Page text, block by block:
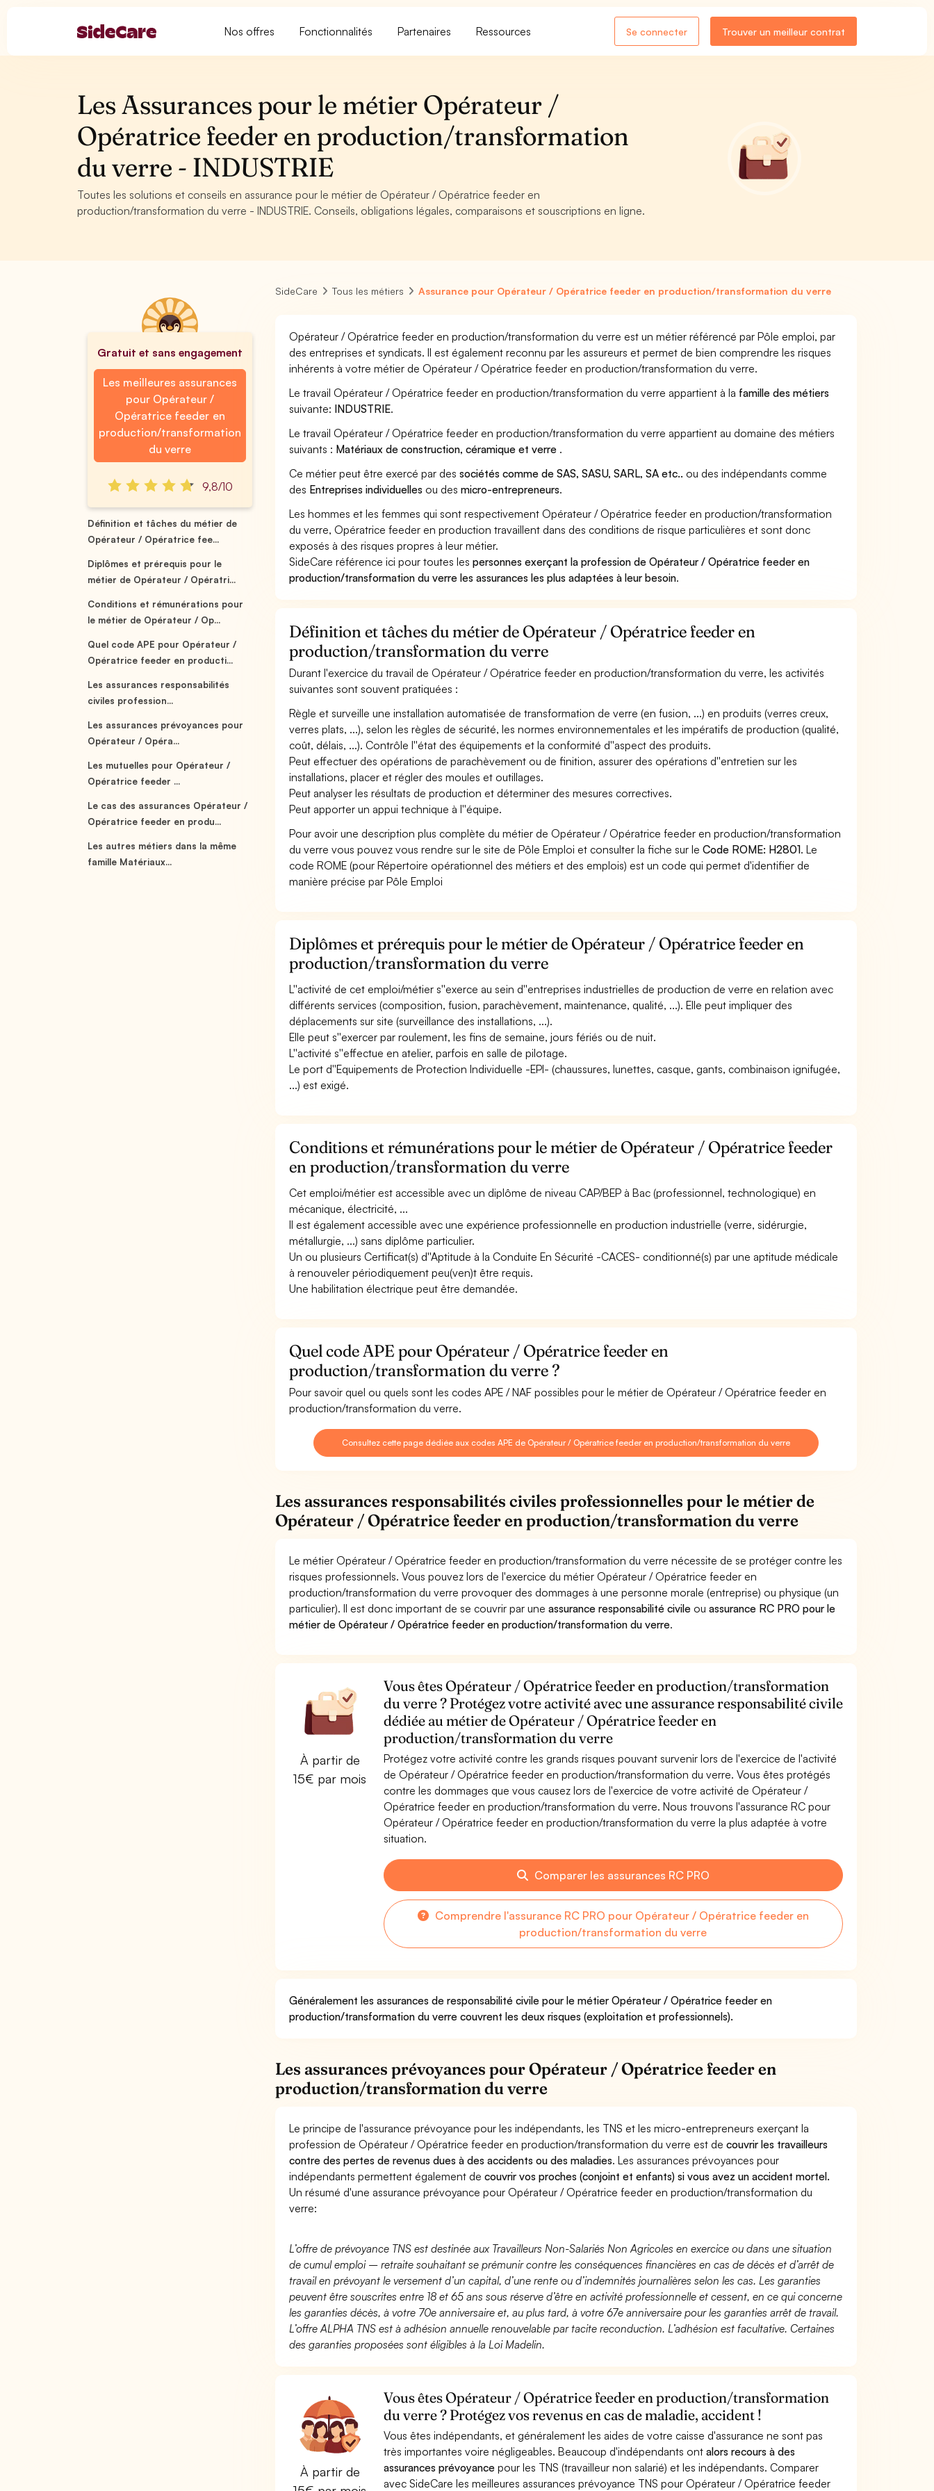
Nos offres Fonctionnalités Partenaires Ressources Se connecter Trouver un meilleur contrat
Les Assurances pour le métier Opérateur /
Opératrice feeder en production/transformation
du verre - INDUSTRIE
Toutes les solutions et conseils en assurance pour le métier de Opérateur / Opératrice feeder en
production/transformation du verre - INDUSTRIE. Conseils, obligations légales, comparaisons et souscriptions en ligne.
Gratuit et sans engagement
Les meilleures assurances
pour Opérateur /
Opératrice feeder en
production/transformation
du verre
9,8/10
Définition et tâches du métier de
Opérateur / Opératrice fee...
Diplômes et prérequis pour le
métier de Opérateur / Opératri...
Conditions et rémunérations pour
le métier de Opérateur / Op...
Quel code APE pour Opérateur /
Opératrice feeder en producti...
Les assurances responsabilités
civiles profession...
Les assurances prévoyances pour
Opérateur / Opéra...
Les mutuelles pour Opérateur /
Opératrice feeder ...
Le cas des assurances Opérateur /
Opératrice feeder en produ...
Les autres métiers dans la même
famille Matériaux...
SideCare Tous les métiers Assurance pour Opérateur / Opératrice feeder en production/transformation du verre
Opérateur / Opératrice feeder en production/transformation du verre est un métier référencé par Pôle emploi, par
des entreprises et syndicats. Il est également reconnu par les assureurs et permet de bien comprendre les risques
inhérents à votre métier de Opérateur / Opératrice feeder en production/transformation du verre.
Le travail Opérateur / Opératrice feeder en production/transformation du verre appartient à la famille des métiers
suivante: INDUSTRIE.
Le travail Opérateur / Opératrice feeder en production/transformation du verre appartient au domaine des métiers
suivants : Matériaux de construction, céramique et verre .
Ce métier peut être exercé par dessociétés comme de SAS, SASU, SARL, SA etc.. ou des indépendants comme
des Entreprises individuelles ou desmicro-entrepreneurs.
Les hommes et les femmes qui sont respectivement Opérateur / Opératrice feeder en production/transformation
du verre, Opératrice feeder en production travaillent dans des conditions de risque particulières et sont donc
exposés à des risques propres à leur métier.
SideCare référence ici pour toutes lespersonnes exerçant la profession de Opérateur / Opératrice feeder en
production/transformation du verre les assurances les plus adaptées à leur besoin.
Définition et tâches du métier de Opérateur / Opératrice feeder en
production/transformation du verre
Durant l'exercice du travail de Opérateur / Opératrice feeder en production/transformation du verre, les activités
suivantes sont souvent pratiquées :
Règle et surveille une installation automatisée de transformation de verre (en fusion, ...) en produits (verres creux,
verres plats, ...), selon les règles de sécurité, les normes environnementales et les impératifs de production (qualité,
coût, délais, ...). Contrôle l''état des équipements et la conformité d''aspect des produits.
Peut effectuer des opérations de parachèvement ou de finition, assurer des opérations d''entretien sur les
installations, placer et régler des moules et outillages.
Peut analyser les résultats de production et déterminer des mesures correctives.
Peut apporter un appui technique à l''équipe.
Pour avoir une description plus complète du métier de Opérateur / Opératrice feeder en production/transformation
du verre vous pouvez vous rendre sur le site de Pôle Emploi et consulter la fiche sur leCode ROME: H2801. Le
code ROME (pour Répertoire opérationnel des métiers et des emplois) est un code qui permet d'identifier de
manière précise par Pôle Emploi
Diplômes et prérequis pour le métier de Opérateur / Opératrice feeder en
production/transformation du verre
L''activité de cet emploi/métier s''exerce au sein d''entreprises industrielles de production de verre en relation avec
différents services (composition, fusion, parachèvement, maintenance, qualité, ...). Elle peut impliquer des
déplacements sur site (surveillance des installations, ...).
Elle peut s''exercer par roulement, les fins de semaine, jours fériés ou de nuit.
L''activité s''effectue en atelier, parfois en salle de pilotage.
Le port d''Equipements de Protection Individuelle -EPI- (chaussures, lunettes, casque, gants, combinaison ignifugée,
...) est exigé.
Conditions et rémunérations pour le métier de Opérateur / Opératrice feeder
en production/transformation du verre
Cet emploi/métier est accessible avec un diplôme de niveau CAP/BEP à Bac (professionnel, technologique) en
mécanique, électricité, ...
Il est également accessible avec une expérience professionnelle en production industrielle (verre, sidérurgie,
métallurgie, ...) sans diplôme particulier.
Un ou plusieurs Certificat(s) d''Aptitude à la Conduite En Sécurité -CACES- conditionné(s) par une aptitude médicale
à renouveler périodiquement peu(ven)t être requis.
Une habilitation électrique peut être demandée.
Quel code APE pour Opérateur / Opératrice feeder en
production/transformation du verre ?
Pour savoir quel ou quels sont les codes APE / NAF possibles pour le métier de Opérateur / Opératrice feeder en
production/transformation du verre.
Consultez cette page dédiée aux codes APE de Opérateur / Opératrice feeder en production/transformation du verre
Les assurances responsabilités civiles professionnelles pour le métier de
Opérateur / Opératrice feeder en production/transformation du verre
Le métier Opérateur / Opératrice feeder en production/transformation du verre nécessite de se protéger contre les
risques professionnels. Vous pouvez lors de l'exercice du métier Opérateur / Opératrice feeder en
production/transformation du verre provoquer des dommages à une personne morale (entreprise) ou physique (un
particulier). Il est donc important de se couvrir par uneassurance responsabilité civile ouassurance RC PRO pour le
métier de Opérateur / Opératrice feeder en production/transformation du verre.
À partir de
15€ par mois
Vous êtes Opérateur / Opératrice feeder en production/transformation
du verre ? Protégez votre activité avec une assurance responsabilité civile
dédiée au métier de Opérateur / Opératrice feeder en
production/transformation du verre
Protégez votre activité contre les grands risques pouvant survenir lors de l'exercice de l'activité
de Opérateur / Opératrice feeder en production/transformation du verre. Vous êtes protégés
contre les dommages que vous causez lors de l'exercice de votre activité de Opérateur /
Opératrice feeder en production/transformation du verre. Nous trouvons l'assurance RC pour
Opérateur / Opératrice feeder en production/transformation du verre la plus adaptée à votre
situation.
Comparer les assurances RC PRO
Comprendre l'assurance RC PRO pour Opérateur / Opératrice feeder en
production/transformation du verre
Généralement les assurances de responsabilité civile pour le métier Opérateur / Opératrice feeder en
production/transformation du verre couvrent les deux risques (exploitation et professionnels).
Les assurances prévoyances pour Opérateur / Opératrice feeder en
production/transformation du verre
Le principe de l'assurance prévoyance pour les indépendants, les TNS et les micro-entrepreneurs exerçant la
profession de Opérateur / Opératrice feeder en production/transformation du verre est decouvrir les travailleurs
contre des pertes de revenus dues à des accidents ou des maladies. Les assurances prévoyances pour
indépendants permettent également decouvrir vos proches (conjoint et enfants) si vous avez un accident mortel.
Un résumé d'une assurance prévoyance pour Opérateur / Opératrice feeder en production/transformation du
verre:
L’offre de prévoyance TNS est destinée aux Travailleurs Non-Salariés Non Agricoles en exercice ou dans une situation
de cumul emploi – retraite souhaitant se prémunir contre les conséquences financières en cas de décès et d’arrêt de
travail en prévoyant le versement d’un capital, d’une rente ou d’indemnités journalières selon les cas. Les garanties
peuvent être souscrites entre 18 et 65 ans sous réserve d’être en activité professionnelle et cessent, en ce qui concerne
les garanties décès, à votre 70e anniversaire et, au plus tard, à votre 67e anniversaire pour les garanties arrêt de travail.
L’offre ALPHA TNS est à adhésion annuelle renouvelable par tacite reconduction. L’adhésion est facultative. Certaines
des garanties proposées sont éligibles à la Loi Madelin.
À partir de
Vous êtes Opérateur / Opératrice feeder en production/transformation
du verre ? Protégez vos revenus en cas de maladie, accident !
Vous êtes indépendants, et généralement les aides de votre caisse d'assurance ne sont pas
très importantes voire négligeables. Beaucoup d'indépendants ont alors recours à des
assurances prévoyancepour les TNS (travailleur non salarié) et les indépendants. Comparer
avec SideCare les meilleures assurances prévoyance TNS pour Opérateur / Opératrice feeder